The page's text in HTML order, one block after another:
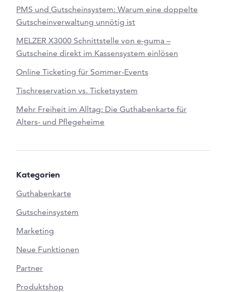
PMS und Gutscheinsystem: Warum eine doppelte
Gutscheinverwaltung unnötig ist
MELZER X3000 Schnittstelle von e-guma –
Gutscheine direkt im Kassensystem einlösen
Online Ticketing für Sommer-Events
Tischreservation vs. Ticketsystem
Mehr Freiheit im Alltag: Die Guthabenkarte für
Alters- und Pflegeheime
Kategorien
Guthabenkarte
Gutscheinsystem
Marketing
Neue Funktionen
Partner
Produktshop